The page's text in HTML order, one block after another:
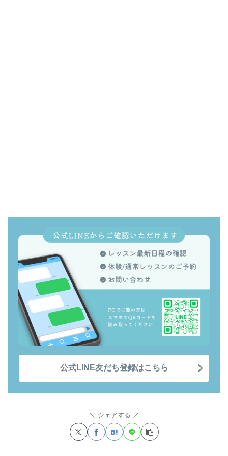
公式LINE友だち登録はこちら
シェアする